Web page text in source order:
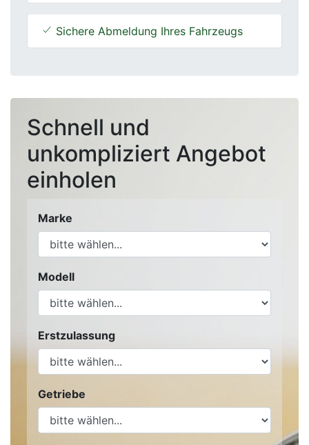
Sichere Abmeldung Ihres Fahrzeugs
Schnell und
unkompliziert Angebot
einholen
Marke
Modell
Erstzulassung
Getriebe